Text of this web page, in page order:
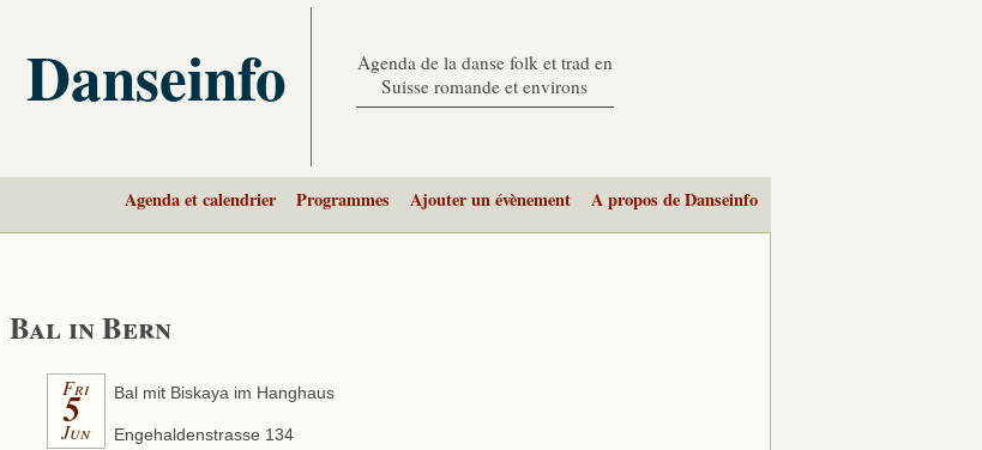
Danseinfo
Agenda de la danse folk et trad en
Suisse romande et environs
Agenda et calendrier Programmes Ajouter un évènement A propos de Danseinfo
Bal in Bern
Fri
5
Jun
Bal mit Biskaya im Hanghaus
Engehaldenstrasse 134